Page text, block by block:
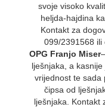
svoje visoko
heljda-hajdina
Kontakt za
099/2391568 ili
OPG Franjo Miser
lješnjaka, a
vrijednost te sada
čipsa od
lješnjaka. Kontakt